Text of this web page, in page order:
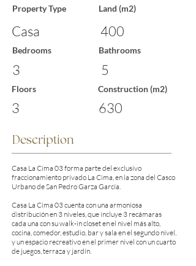
Property Type
Casa
Bedrooms
3
Floors
3
Land (m2)
400
Bathrooms
5
Construction (m2)
630
Description
Casa La Cima 03 forma parte del exclusivo
fraccionamiento privado La Cima, en la zona del Casco
Urbano de San Pedro Garza García.
Casa La Cima 03 cuenta con una armoniosa
distribución en 3 niveles, que incluye 3 recámaras
cada una con su walk-in closet en el nivel más alto,
cocina, comedor, estudio, bar y sala en el segundo nivel,
y un espacio recreativo en el primer nivel con un cuarto
de juegos, terraza y jardín.